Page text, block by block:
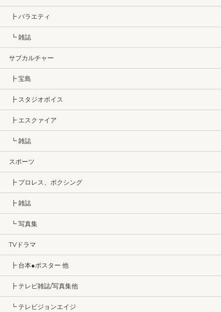
┣ バラエティ
┗ 雑誌
サブカルチャー
┣ 宝島
┣ スタジオボイス
┣ エスクァイア
┗ 雑誌
スポーツ
┣ プロレス、ボクシング
┣ 雑誌
┗ 写真集
TVドラマ
┣ 台本●ポスター 他
┣ テレビ雑誌/写真集他
┗ テレビジョンエイジ